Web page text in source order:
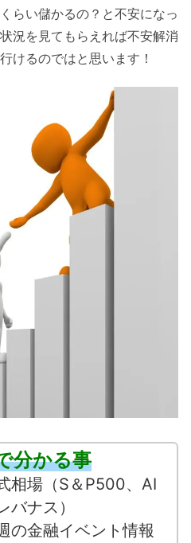
らい儲かるの？と不安になっ
況を見てもらえれば不安解消
けるのではと思います！
分かる事
相場（S＆P500、AI
バナス）
の金融イベント情報